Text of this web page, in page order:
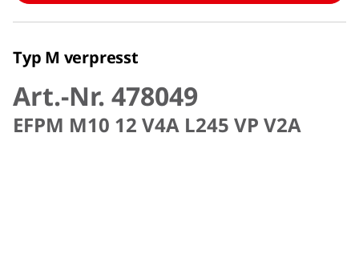
Typ M verpresst
Art.-Nr. 478049
EFPM M10 12 V4A L245 VP V2A